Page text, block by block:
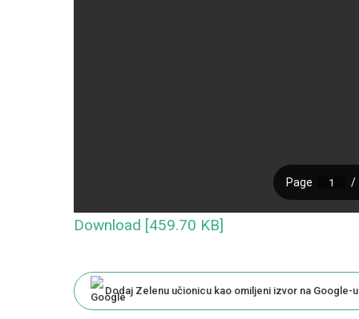
Download [459.70 KB]
Dodaj Zelenu učionicu kao omiljeni izvor na Google-u